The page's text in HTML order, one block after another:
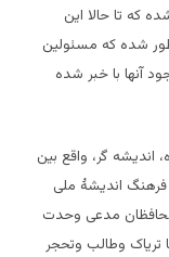
که تا حالا این
شده که مسئولین
آنها با خبر شده
اندیشه گر، واقع بین
اندیشۀ ملی
مدعی وحدت
تریاک وطالب وتحجر